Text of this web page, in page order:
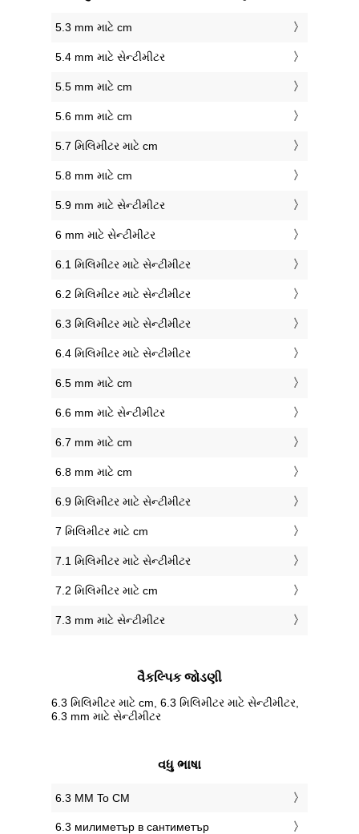
5.3 mm માટે cm
5.4 mm માટે સેન્ટીમીટર
5.5 mm માટે cm
5.6 mm માટે cm
5.7 મિલિમીટર માટે cm
5.8 mm માટે cm
5.9 mm માટે સેન્ટીમીટર
6 mm માટે સેન્ટીમીટર
6.1 મિલિમીટર માટે સેન્ટીમીટર
6.2 મિલિમીટર માટે સેન્ટીમીટર
6.3 મિલિમીટર માટે સેન્ટીમીટર
6.4 મિલિમીટર માટે સેન્ટીમીટર
6.5 mm માટે cm
6.6 mm માટે સેન્ટીમીટર
6.7 mm માટે cm
6.8 mm માટે cm
6.9 મિલિમીટર માટે સેન્ટીમીટર
7 મિલિમીટર માટે cm
7.1 મિલિમીટર માટે સેન્ટીમીટર
7.2 મિલિમીટર માટે cm
7.3 mm માટે સેન્ટીમીટર
વૈકલ્પિક જોડણી
6.3 મિલિમીટર માટે cm, 6.3 મિલિમીટર માટે સેન્ટીમીટર,
6.3 mm માટે સેન્ટીમીટર
વધુ ભાષા
‎6.3 MM To CM
‎6.3 милиметър в сантиметър